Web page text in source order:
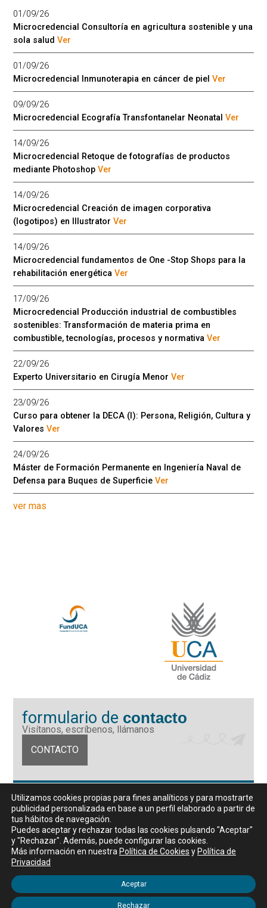
01/09/26
Microcredencial Consultoría en agricultura sostenible y una
sola saludVer
01/09/26
Microcredencial Inmunoterapia en cáncer de pielVer
09/09/26
Microcredencial Ecografía Transfontanelar NeonatalVer
14/09/26
Microcredencial Retoque de fotografías de productos
mediante PhotoshopVer
14/09/26
Microcredencial Creación de imagen corporativa
(logotipos) en IllustratorVer
14/09/26
Microcredencial fundamentos de One -Stop Shops para la
rehabilitación energéticaVer
17/09/26
Microcredencial Producción industrial de combustibles
sostenibles: Transformación de materia prima en
combustible, tecnologías, procesos y normativaVer
22/09/26
Experto Universitario en Cirugía MenorVer
23/09/26
Curso para obtener la DECA (I): Persona, Religión, Cultura y
ValoresVer
24/09/26
Máster de Formación Permanente en Ingeniería Naval de
Defensa para Buques de SuperficieVer
ver mas
formulario de contacto
Visítanos, escríbenos, llámanos
CONTACTO
Fundación Universidad de Cádiz
Calle Ancha 10 (Edificio José Pérez Llorca), CP. 11001, Cádiz
CIF: G11442167
956 07 03 70 / 72
Horario de atención al público
De lunes a viernes, de 9 a 14 horas
Utilizamos cookies propias para fines analíticos y para mostrarte
publicidad personalizada en base a un perfil elaborado a partir de
tus hábitos de navegación.
Puedes aceptar y rechazar todas las cookies pulsando "Aceptar"
y "Rechazar". Además, puede configurar las cookies.
Más información en nuestra Política de Cookies y Política de
Privacidad
Aceptar
Rechazar